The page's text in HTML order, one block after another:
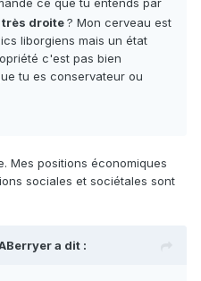
ce que tu entends par
très droite? Mon cerveau est
liborgiens mais un état
c'est pas bien
tu es conservateur ou
Mes positions économiques
sociales et sociétales sont
a dit :